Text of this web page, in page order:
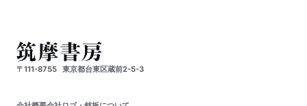
〒111-8755 東京都台東区蔵前2-5-3